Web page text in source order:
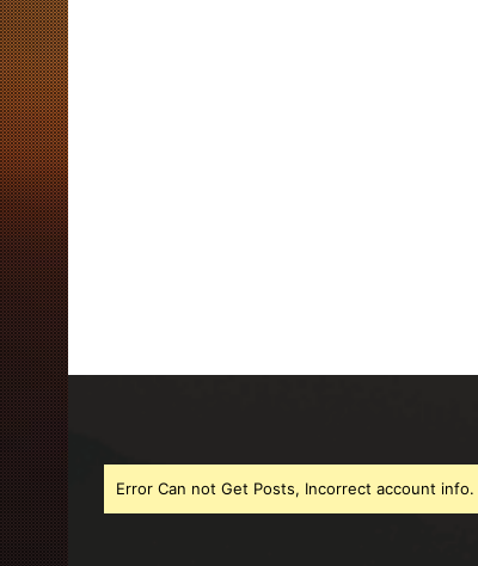
Error Can not Get Posts, Incorrect account info.